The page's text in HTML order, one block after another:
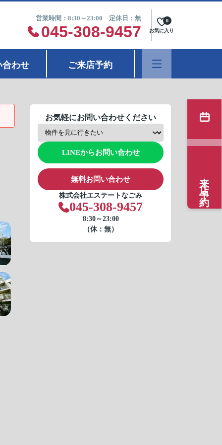
営業時間：8:30～23:00 定休日：無
045-308-9457 お気に入り
0
合わせ ご来店予約
お気軽にお問い合わせください
LINEからお問い合わせ
無料お問い合わせ
株式会社エステートなごみ
045-308-9457
8:30～23:00
（休：無）
来店予約